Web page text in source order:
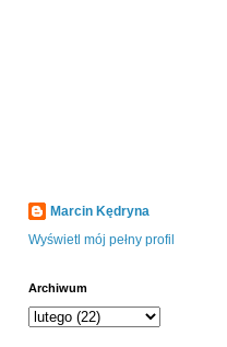
Marcin Kędryna
Wyświetl mój pełny profil
Archiwum